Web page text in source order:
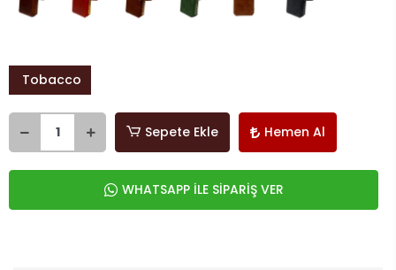
Tobacco
Sepete Ekle Hemen Al
WHATSAPP İLE SİPARİŞ VER